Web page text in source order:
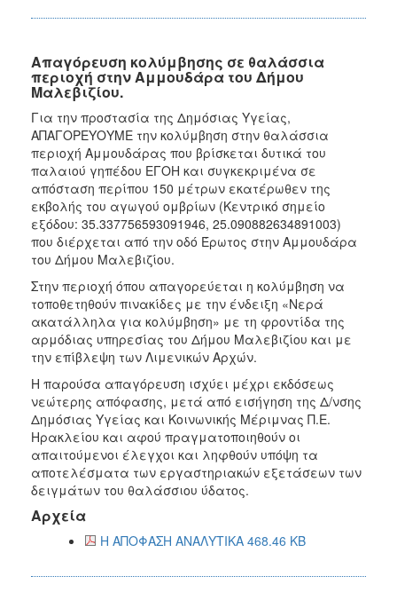
Απαγόρευση κολύμβησης σε θαλάσσια
περιοχή στην Αμμουδάρα του Δήμου
Μαλεβιζίου.
Για την προστασία της Δημόσιας Υγείας,
ΑΠΑΓΟΡΕΥΟΥΜΕ την κολύμβηση στην θαλάσσια
περιοχή Αμμουδάρας που βρίσκεται δυτικά του
παλαιού γηπέδου ΕΓΟΗ και συγκεκριμένα σε
απόσταση περίπου 150 μέτρων εκατέρωθεν της
εκβολής του αγωγού ομβρίων (Κεντρικό σημείο
εξόδου: 35.337756593091946, 25.090882634891003)
που διέρχεται από την οδό Έρωτος στην Αμμουδάρα
του Δήμου Μαλεβιζίου.
Στην περιοχή όπου απαγορεύεται η κολύμβηση να
τοποθετηθούν πινακίδες με την ένδειξη «Νερά
ακατάλληλα για κολύμβηση» με τη φροντίδα της
αρμόδιας υπηρεσίας του Δήμου Μαλεβιζίου και με
την επίβλεψη των Λιμενικών Αρχών.
Η παρούσα απαγόρευση ισχύει μέχρι εκδόσεως
νεώτερης απόφασης, μετά από εισήγηση της Δ/νσης
Δημόσιας Υγείας και Κοινωνικής Μέριμνας Π.Ε.
Ηρακλείου και αφού πραγματοποιηθούν οι
απαιτούμενοι έλεγχοι και ληφθούν υπόψη τα
αποτελέσματα των εργαστηριακών εξετάσεων των
δειγμάτων του θαλάσσιου ύδατος.
Αρχεία
Η ΑΠΟΦΑΣΗ ΑΝΑΛΥΤΙΚΑ 468.46 KB